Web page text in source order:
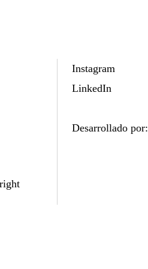
Instagram
LinkedIn
Desarrollado por: